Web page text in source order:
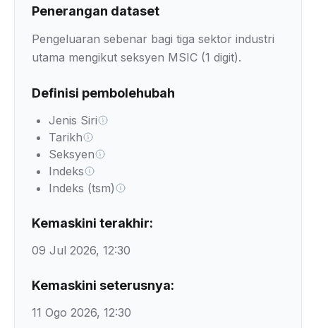
Penerangan dataset
Pengeluaran sebenar bagi tiga sektor industri
utama mengikut seksyen MSIC (1 digit).
Definisi pembolehubah
Jenis Siri
Tarikh
Seksyen
Indeks
Indeks (tsm)
Kemaskini terakhir:
09 Jul 2026, 12:30
Kemaskini seterusnya:
11 Ogo 2026, 12:30